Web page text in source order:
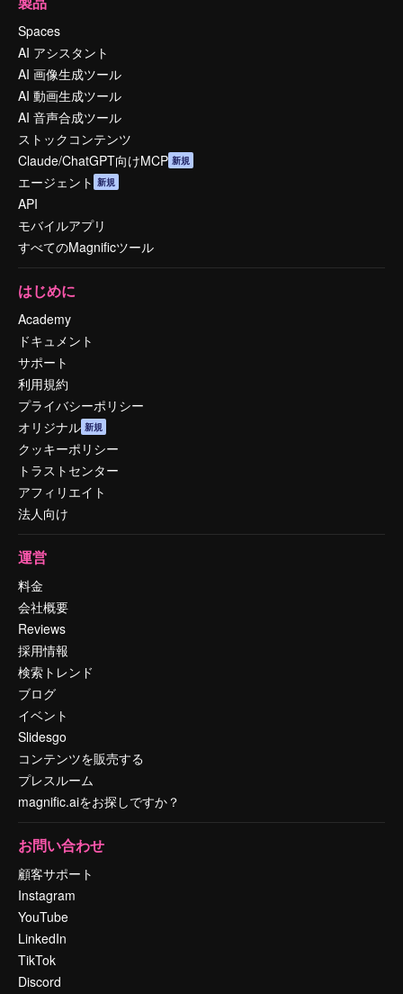
Spaces
AI アシスタント
AI 画像生成ツール
AI 動画生成ツール
AI 音声合成ツール
ストックコンテンツ
Claude/ChatGPT向けMCP 新規
エージェント 新規
API
モバイルアプリ
すべてのMagnificツール
はじめに
Academy
ドキュメント
サポート
利用規約
プライバシーポリシー
オリジナル 新規
クッキーポリシー
トラストセンター
アフィリエイト
法人向け
運営
料金
会社概要
Reviews
採用情報
検索トレンド
ブログ
イベント
Slidesgo
コンテンツを販売する
プレスルーム
magnific.aiをお探しですか？
お問い合わせ
顧客サポート
Instagram
YouTube
LinkedIn
TikTok
Discord